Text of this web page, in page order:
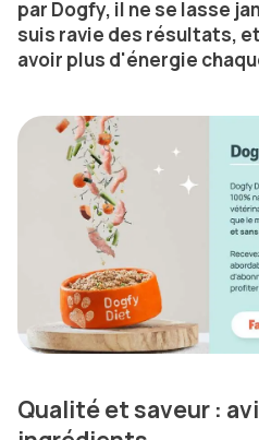
par Dogfy, il ne se lasse
suis ravie des résultats,
avoir plus d'énergie
Qualité et saveur :